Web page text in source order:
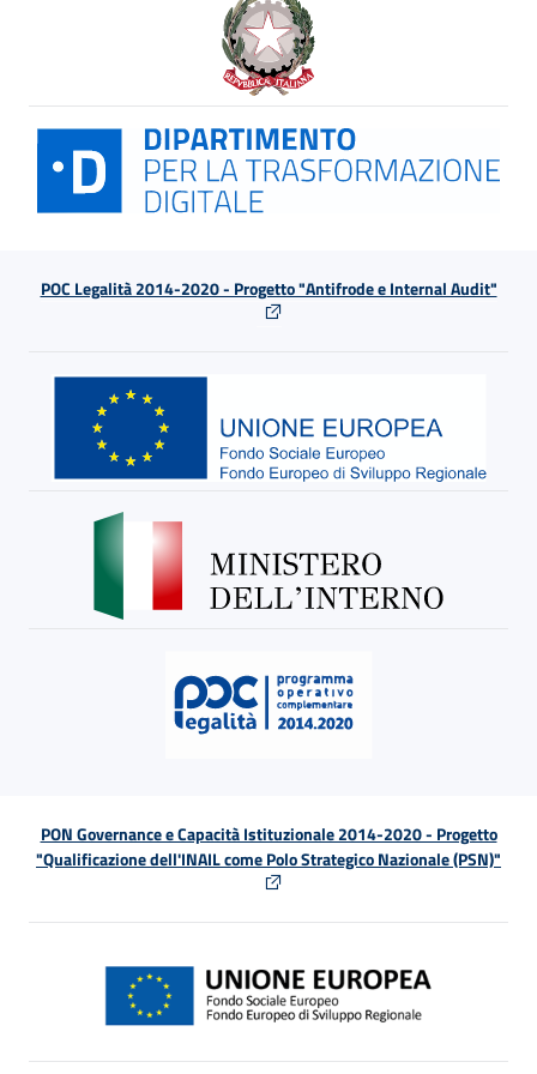
POC Legalità 2014-2020 - Progetto "Antifrode e Internal Audit"
PON Governance e Capacità Istituzionale 2014-2020 - Progetto
"Qualificazione dell'INAIL come Polo Strategico Nazionale (PSN)"